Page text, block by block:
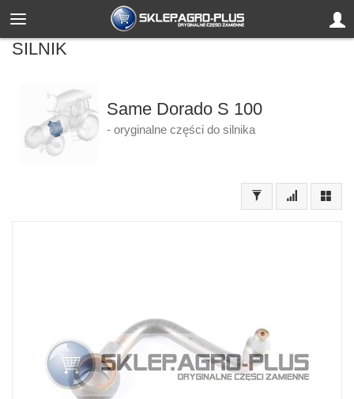
SILNIK
Same Dorado S 100
- oryginalne części do silnika